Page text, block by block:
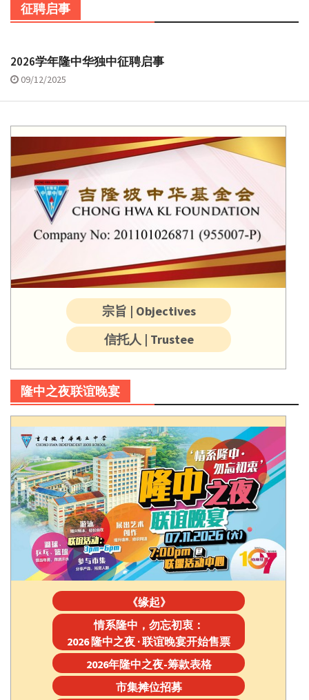
征聘启事
2026学年隆中华独中征聘启事
09/12/2025
宗旨 | Objectives
信托人 | Trustee
隆中之夜联谊晚宴
《缘起》
情系隆中，勿忘初衷：
2026 隆中之夜 · 联谊晚宴开始售票
2026年隆中之夜-筹款表格
市集摊位招募